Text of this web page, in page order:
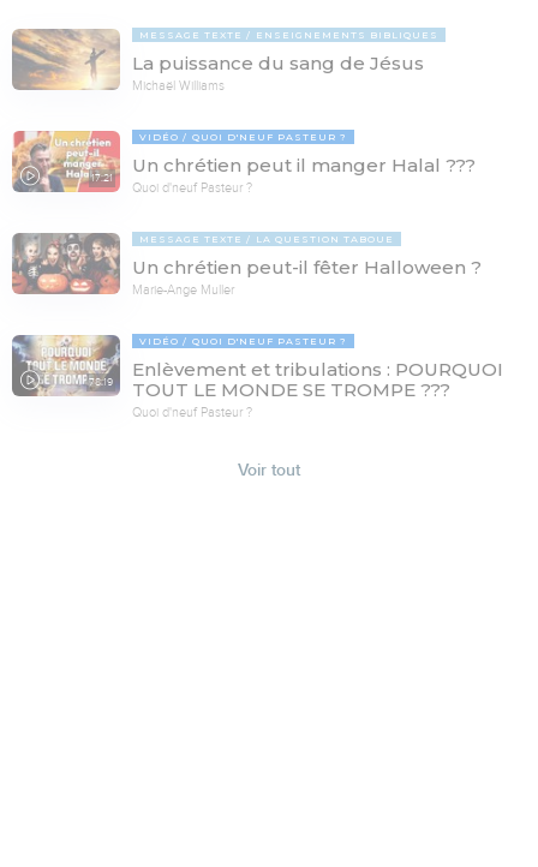
MESSAGE TEXTE ENSEIGNEMENTS BIBLIQUES
La puissance du sang de Jésus
Michaël Williams
17:21
VIDÉO QUOI D'NEUF PASTEUR ?
Un chrétien peut il manger Halal ???
Quoi d'neuf Pasteur ?
MESSAGE TEXTE LA QUESTION TABOUE
Un chrétien peut-il fêter Halloween ?
Marie-Ange Muller
78:19
VIDÉO QUOI D'NEUF PASTEUR ?
Enlèvement et tribulations : POURQUOI
TOUT LE MONDE SE TROMPE ???
Quoi d'neuf Pasteur ?
Voir tout